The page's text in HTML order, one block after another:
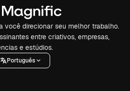
você direcionar seu melhor trabalho.
entre criativos, empresas,
e estúdios.
Português